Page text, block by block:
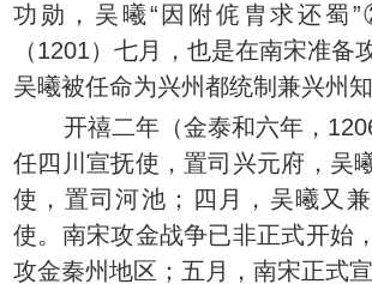
功勋，吴曦“因附侂胄求还蜀
（1201）七月，也是在南宋准备
吴曦被任命为兴州都统制兼兴州知
开禧二年（金泰和六年，
任四川宣抚使，置司兴元府，吴
使，置司河池；四月，吴曦又
使。南宋攻金战争已非正式开始
攻金秦州地区；五月，南宋正式宣